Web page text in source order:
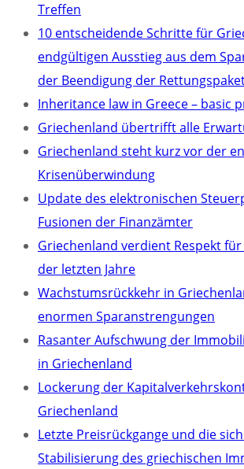
Treffen
10 entscheidende Schritte für
endgültigen Ausstieg aus dem
der Beendigung der
Inheritance law in Greece – basic
Griechenland übertrifft alle
Griechenland steht kurz vor der
Krisenüberwindung
Update des elektronischen
Fusionen der Finanzämter
Griechenland verdient Respekt
der letzten Jahre
Wachstumsrückkehr in
enormen Sparanstrengungen
Rasanter Aufschwung der
in Griechenland
Lockerung der
Griechenland
Letzte Preisrückgange und die
Stabilisierung des griechischen